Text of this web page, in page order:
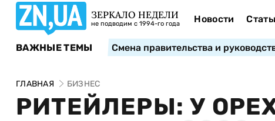
ЗЕРКАЛО НЕДЕЛИ
не подводим с 1994-го года Новости
ВАЖНЫЕ ТЕМЫ Смена правительства и
ГЛАВНАЯ БИЗНЕС
РИТЕЙЛЕРЫ: У